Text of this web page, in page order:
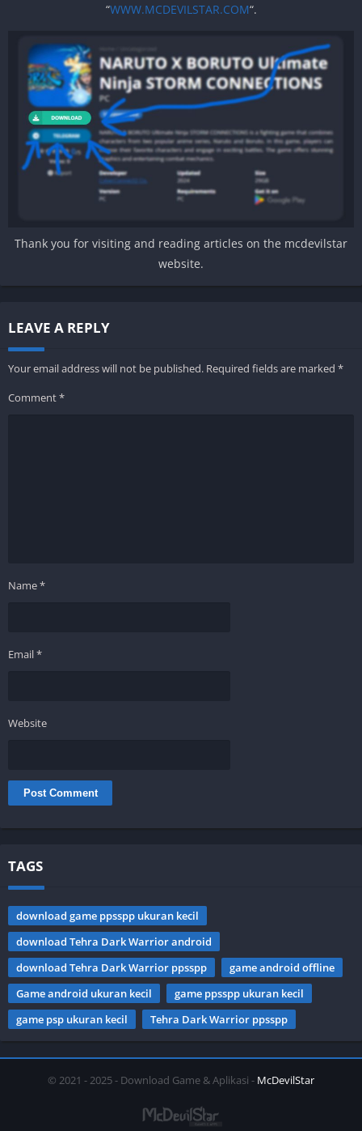
“WWW.MCDEVILSTAR.COM“.
Thank you for visiting and reading articles on the mcdevilstar
website.
LEAVE A REPLY
Your email address will not be published. Required fields are marked *
Comment*
Name*
Email*
Website
TAGS
download game ppsspp ukuran kecil
download Tehra Dark Warrior android
download Tehra Dark Warrior ppsspp
game android offline
Game android ukuran kecil
game ppsspp ukuran kecil
game psp ukuran kecil
Tehra Dark Warrior ppsspp
© 2021 - 2025 - Download Game & Aplikasi - McDevilStar